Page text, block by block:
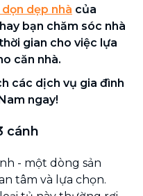
dẹp nhà của
bạn chăm sóc nhà
gian cho việc lựa
căn nhà.
các dịch vụ gia đình
ngay!
cánh
- một dòng sản
tâm và lựa chọn.